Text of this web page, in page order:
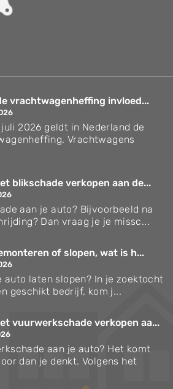
vrachtwagenheffing invloed...
juli 2026 geldt in Nederland de
Vrachtwagens
blikschade verkopen aan de...
aan je auto? Bijvoorbeeld na
Dan vraag je je missc...
of slopen, wat is h...
auto laten slopen? In je zoektocht
geschikt bedrijf, kom j...
vuurwerkschade verkopen aa...
aan je auto? Het komt
dan je denkt. Volgens het